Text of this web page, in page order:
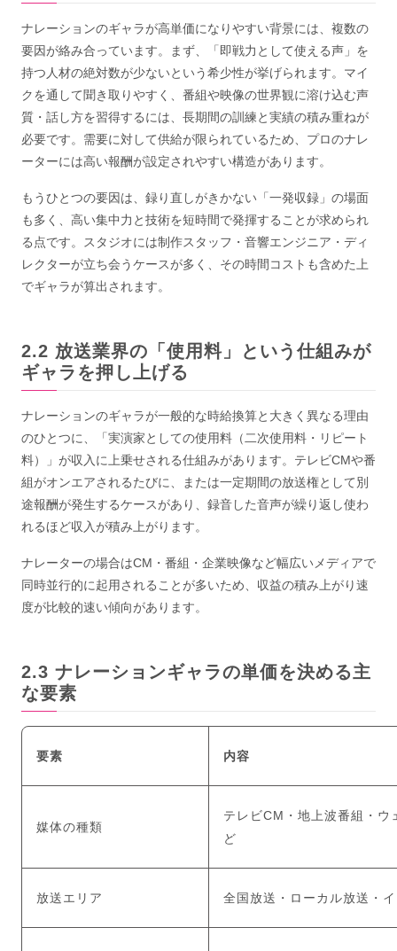
ナレーションのギャラが高単価になりやすい背景には、複数の
要因が絡み合っています。まず、「即戦力として使える声」を
持つ人材の絶対数が少ないという希少性が挙げられます。マイ
クを通して聞き取りやすく、番組や映像の世界観に溶け込む声
質・話し方を習得するには、長期間の訓練と実績の積み重ねが
必要です。需要に対して供給が限られているため、プロのナレ
ーターには高い報酬が設定されやすい構造があります。
もうひとつの要因は、録り直しがきかない「一発収録」の場面
も多く、高い集中力と技術を短時間で発揮することが求められ
る点です。スタジオには制作スタッフ・音響エンジニア・ディ
レクターが立ち会うケースが多く、その時間コストも含めた上
でギャラが算出されます。
放送業界の「使用料」という仕組みが
ギャラを押し上げる
ナレーションのギャラが一般的な時給換算と大きく異なる理由
のひとつに、「実演家としての使用料（二次使用料・リピート
料）」が収入に上乗せされる仕組みがあります。テレビCMや番
組がオンエアされるたびに、または一定期間の放送権として別
途報酬が発生するケースがあり、録音した音声が繰り返し使わ
れるほど収入が積み上がります。
ナレーターの場合はCM・番組・企業映像など幅広いメディアで
同時並行的に起用されることが多いため、収益の積み上がり速
度が比較的速い傾向があります。
ナレーションギャラの単価を決める主
な要素
要素 内容
媒体の種類
テレビCM・地上波番組・ウ
ど
放送エリア 全国放送・ローカル放送・